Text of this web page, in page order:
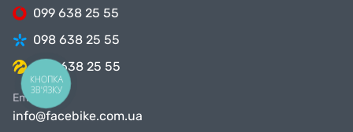
099 638 25 55
098 638 25 55
063 638 25 55
Email
info@facebike.com.ua
КНОПКА
ЗВ'ЯЗКУ